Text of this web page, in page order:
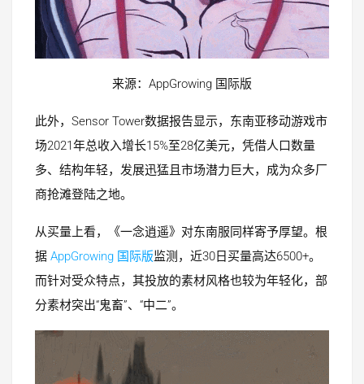
来源：AppGrowing 国际版
此外，Sensor Tower数据报告显示，东南亚移动游戏市
场2021年总收入增长15%至28亿美元，凭借人口数量
多、结构年轻，发展迅猛且市场潜力巨大，成为众多厂
商抢滩登陆之地。
从买量上看，《一念逍遥》对东南服同样寄予厚望。根
据 AppGrowing 国际版监测，近30日买量高达6500+。
而针对受众特点，其投放的素材风格也较为年轻化，部
分素材突出“鬼畜”、“中二”。